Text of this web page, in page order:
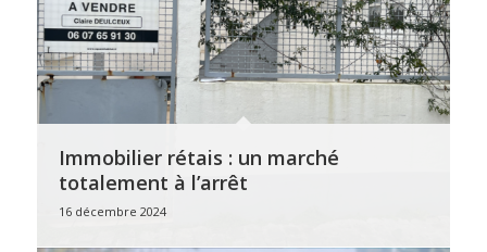
Immobilier rétais : un marché
totalement à l’arrêt
16 décembre 2024